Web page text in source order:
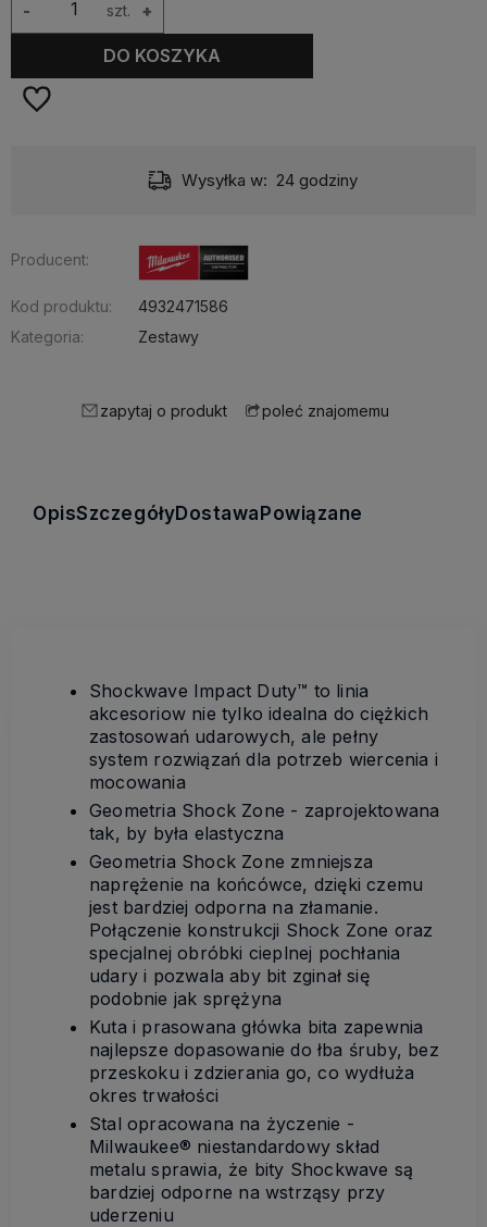
szt. +
-
DO KOSZYKA
Wysyłka w: 24 godziny
Producent:
Kod produktu:
4932471586
Kategoria:
Zestawy
zapytaj o produkt poleć znajomemu
OpisSzczegółyDostawaPowiązane
Shockwave Impact Duty™ to linia
akcesoriow nie tylko idealna do ciężkich
zastosowań udarowych, ale pełny
system rozwiązań dla potrzeb wiercenia i
mocowania
Geometria Shock Zone - zaprojektowana
tak, by była elastyczna
Geometria Shock Zone zmniejsza
naprężenie na końcówce, dzięki czemu
jest bardziej odporna na złamanie.
Połączenie konstrukcji Shock Zone oraz
specjalnej obróbki cieplnej pochłania
udary i pozwala aby bit zginał się
podobnie jak sprężyna
Kuta i prasowana główka bita zapewnia
najlepsze dopasowanie do łba śruby, bez
przeskoku i zdzierania go, co wydłuża
okres trwałości
Stal opracowana na życzenie -
Milwaukee® niestandardowy skład
metalu sprawia, że bity Shockwave są
bardziej odporne na wstrząsy przy
uderzeniu